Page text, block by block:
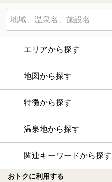
エリアから探す
地図から探す
特徴から探す
温泉地から探す
関連キーワードから探す
おトクに利用する